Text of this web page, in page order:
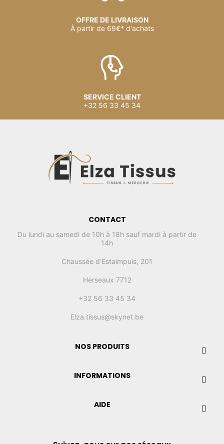
OFFRE DE LIVRAISON
À partir de 69€* d'achats
SERVICE CLIENT
+32 56 33 45 34
CONTACT
Du lundi au samedi de 10h à 18h sauf mardi à partir de
14h
Chaussée d'Estaimpuis, 201
Herseaux 7712
+32 56 33 45 34
Elza.tissus@skynet.be
NOS PRODUITS
INFORMATIONS
AIDE